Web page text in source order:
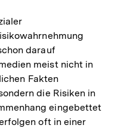
darauf
meist nicht in
Fakten
die Risiken in
eingebettet
oft in einer